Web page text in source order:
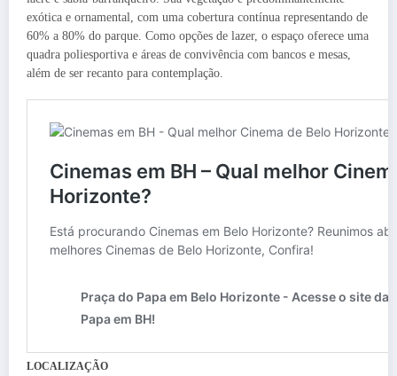
exótica e ornamental, com uma cobertura contínua representando de
60% a 80% do parque. Como opções de lazer, o espaço oferece uma
quadra poliesportiva e áreas de convivência com bancos e mesas,
além de ser recanto para contemplação.
LOCALIZAÇÃO